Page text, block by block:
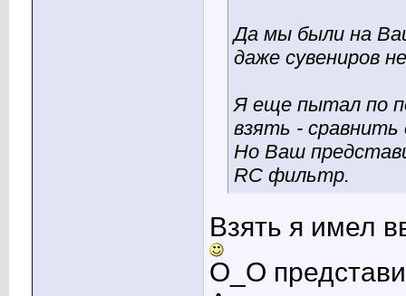
Да мы были на
даже сувениров
Я еще пытал по
взять -
Но Ваш
RC фильтр.
Взять я имел
О_О